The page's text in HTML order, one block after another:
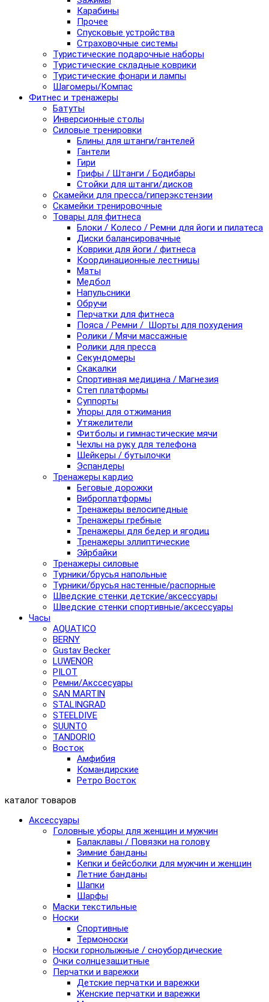
Карабины
Прочее
Спусковые устройства
Страховочные системы
Туристические подарочные наборы
Туристические складные коврики
Туристические фонари и лампы
Шагомеры/Компас
Фитнес и тренажеры
Батуты
Инверсионные столы
Силовые тренировки
Блины для штанги/гантелей
Гантели
Гири
Грифы / Штанги / Бодибары
Стойки для штанги/дисков
Скамейки для пресса/гиперэкстензии
Скамейки тренировочные
Товары для фитнеса
Блоки / Колесо / Ремни для йоги и пилатеса
Диски балансировачные
Коврики для йоги / фитнеса
Координационные лестницы
Маты
Медбол
Напульсники
Обручи
Перчатки для фитнеса
Пояса / Ремни / Шорты для похудения
Ролики / Мячи массажные
Ролики для пресса
Секундомеры
Скакалки
Спортивная медицина / Магнезия
Степ платформы
Суппорты
Упоры для отжимания
Утяжелители
Фитболы и гимнастические мячи
Чехлы на руку для телефона
Шейкеры / бутылочки
Эспандеры
Тренажеры кардио
Беговые дорожки
Виброплатформы
Тренажеры велосипедные
Тренажеры гребные
Тренажеры для бедер и ягодиц
Тренажеры эллиптические
Эйрбайки
Тренажеры силовые
Турники/брусья напольные
Турники/брусья настенные/распорные
Шведские стенки детские/аксессуары
Шведские стенки спортивные/аксессуары
Часы
AQUATICO
BERNY
Gustav Becker
LUWENOR
PILOT
Pемни/Акссесуары
SAN MARTIN
STALINGRAD
STEELDIVE
SUUNTO
TANDORIO
Восток
Амфибия
Командирские
Ретро Восток
каталог товаров
Аксессуары
Головные уборы для женщин и мужчин
Балаклавы / Повязки на голову
Зимние банданы
Кепки и бейсболки для мужчин и женщин
Летние банданы
Шапки
Шарфы
Маски текстильные
Носки
Спортивные
Термоноски
Носки горнолыжные / сноубордические
Очки солнцезащитные
Перчатки и варежки
Детские перчатки и варежки
Женские перчатки и варежки